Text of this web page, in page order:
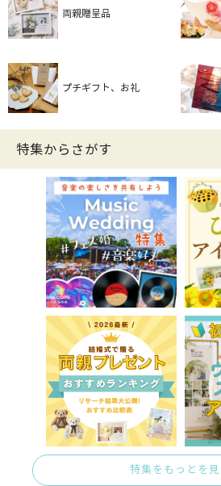
両親贈呈品
プチギフト、お礼
特集からさがす
特集をもっとを見